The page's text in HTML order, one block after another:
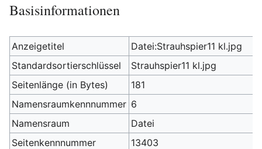
Basisinformationen
Anzeigetitel
Datei:Strauhspier11 kl.jpg
Standardsortierschlüssel
Strauhspier11 kl.jpg
Seitenlänge (in Bytes)
181
Namensraumkennnummer 6
Namensraum
Datei
Seitenkennnummer
13403